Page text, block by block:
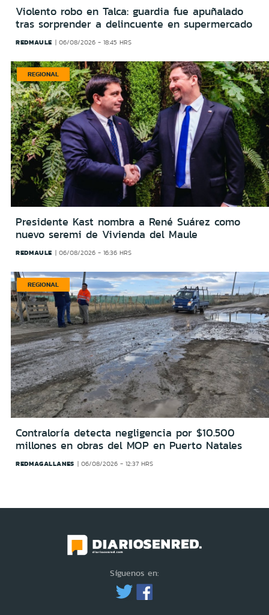
Violento robo en Talca: guardia fue apuñalado
tras sorprender a delincuente en supermercado
REDMAULE 06/08/2026 - 18:45 HRS
REGIONAL
Presidente Kast nombra a René Suárez como
nuevo seremi de Vivienda del Maule
REDMAULE 06/08/2026 - 16:36 HRS
REGIONAL
Contraloría detecta negligencia por $10.500
millones en obras del MOP en Puerto Natales
REDMAGALLANES 06/08/2026 - 12:37 HRS
Síguenos en: